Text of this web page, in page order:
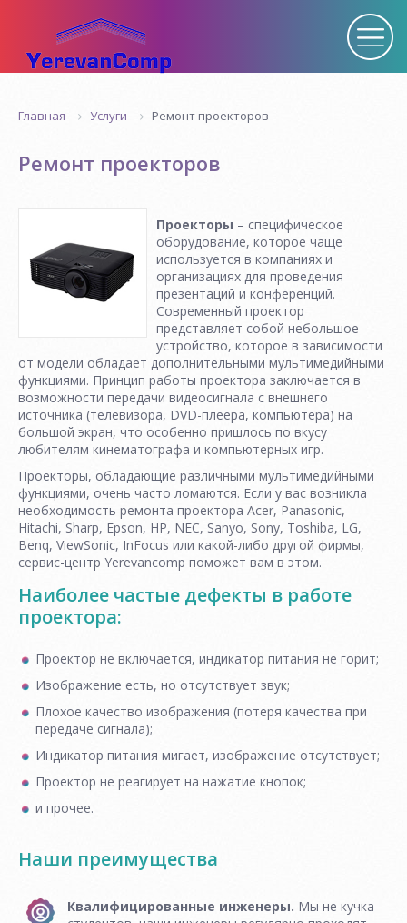
Главная Услуги Ремонт проекторов
Ремонт проекторов
Проекторы – специфическое
оборудование, которое чаще
используется в компаниях и
организациях для проведения
презентаций и конференций.
Современный проектор
представляет собой небольшое
устройство, которое в зависимости
от модели обладает дополнительными мультимедийными
функциями. Принцип работы проектора заключается в
возможности передачи видеосигнала с внешнего
источника (телевизора, DVD-плеера, компьютера) на
большой экран, что особенно пришлось по вкусу
любителям кинематографа и компьютерных игр.
Проекторы, обладающие различными мультимедийными
функциями, очень часто ломаются. Если у вас возникла
необходимость ремонта проектора Acer, Panasonic,
Hitachi, Sharp, Epson, HP, NEC, Sanyo, Sony, Toshiba, LG,
Benq, ViewSonic, InFocus или какой-либо другой фирмы,
сервис-центр Yerevancomp поможет вам в этом.
Наиболее частые дефекты в работе
проектора:
Проектор не включается, индикатор питания не горит;
Изображение есть, но отсутствует звук;
Плохое качество изображения (потеря качества при
передаче сигнала);
Индикатор питания мигает, изображение отсутствует;
Проектор не реагирует на нажатие кнопок;
и прочее.
Наши преимущества
Квалифицированные инженеры. Мы не кучка